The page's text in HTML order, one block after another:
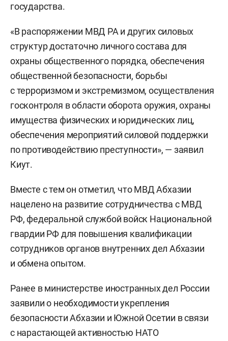
государства.
«В распоряжении МВД РА и других силовых
структур достаточно личного состава для
охраны общественного порядка, обеспечения
общественной безопасности, борьбы
с терроризмом и экстремизмом, осуществления
госконтроля в области оборота оружия, охраны
имущества физических и юридических лиц,
обеспечения мероприятий силовой поддержки
по противодействию преступности», — заявил
Киут.
Вместе с тем он отметил, что МВД Абхазии
нацелено на развитие сотрудничества с МВД
РФ, федеральной службой войск Национальной
гвардии РФ для повышения квалификации
сотрудников органов внутренних дел Абхазии
и обмена опытом.
Ранее в министерстве иностранных дел России
заявили о необходимости укрепления
безопасности Абхазии и Южной Осетии в связи
с нарастающей активностью НАТО